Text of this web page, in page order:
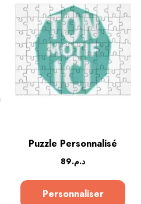
Puzzle Personnalisé
د.م.89
Personnaliser